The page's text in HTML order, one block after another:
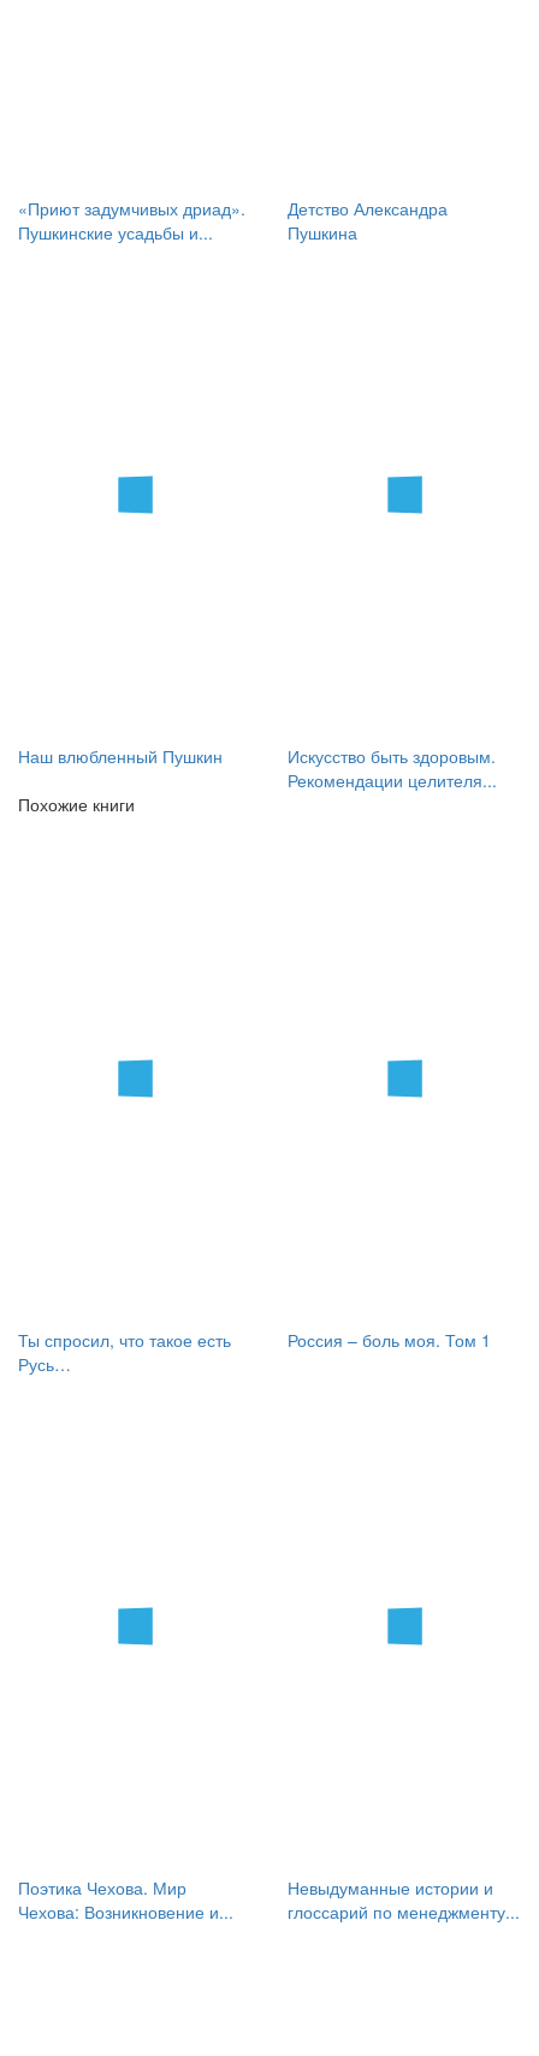
«Приют задумчивых дриад».
Пушкинские усадьбы и...
Детство Александра
Пушкина
Наш влюбленный Пушкин
Искусство быть здоровым.
Рекомендации целителя...
Похожие книги
Ты спросил, что такое есть
Русь…
Россия – боль моя. Том 1
Поэтика Чехова. Мир
Чехова: Возникновение и...
Невыдуманные истории и
глоссарий по менеджменту...